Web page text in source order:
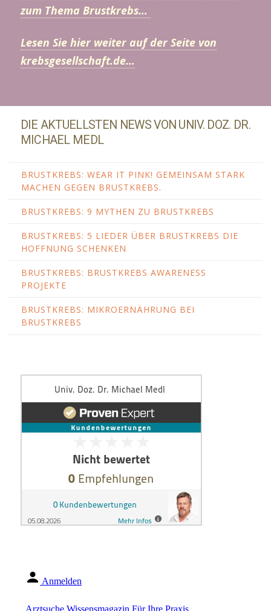
zum Thema Brustkrebs…
Lesen Sie hier weiter auf der Seite von
krebsgesellschaft.de…
DIE AKTUELLSTEN NEWS VON UNIV. DOZ. DR.
MICHAEL MEDL
BRUSTKREBS: WEAR IT PINK! GEMEINSAM STARK
MACHEN GEGEN BRUSTKREBS.
BRUSTKREBS: 9 MYTHEN ZU BRUSTKREBS
BRUSTKREBS: 5 LIEDER ÜBER BRUSTKREBS DIE
HOFFNUNG SCHENKEN
BRUSTKREBS: BRUSTKREBS AWARENESS
PROJEKTE
BRUSTKREBS: MIKROERNÄHRUNG BEI
BRUSTKREBS